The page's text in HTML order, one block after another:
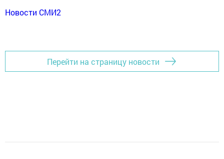
Новости СМИ2
Перейти на страницу новости